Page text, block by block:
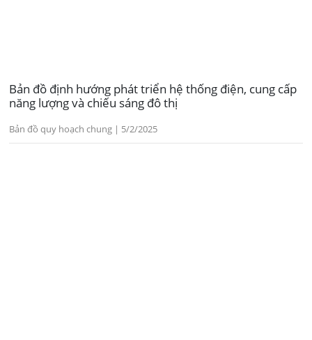
Bản đồ định hướng phát triển hệ thống điện, cung cấp
năng lượng và chiếu sáng đô thị
Bản đồ quy hoạch chung | 5/2/2025